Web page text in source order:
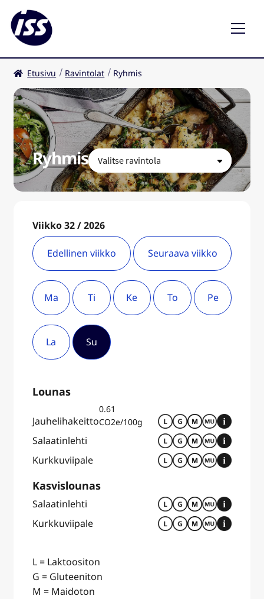
Ravintolat
Kahvilat
FI
Etusivu Ravintolat Ryhmis
Ryhmis
Viikko 32 / 2026
Edellinen viikko
Ma Ti Ke To Pe
La Su
Seuraava viikko
Lounas
Jauhelihakeitto
0.61
CO2e/100g
Salaatinlehti
Kurkkuviipale
Kasvislounas
Salaatinlehti
Kurkkuviipale
L = Laktoositon
G = Gluteeniton
M = Maidoton